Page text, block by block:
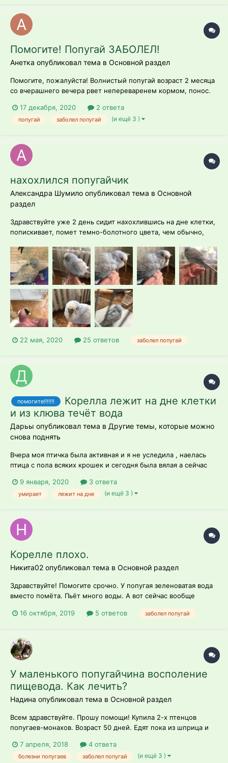
Помогите! Попугай ЗАБОЛЕЛ!
Анетка опубликовал тема в Основной раздел
Помогите, пожалуйста! Волнистый попугай возраст 2 месяца
со вчерашнего вечера рвет непереваренем кормом, понос.
потом снова рвет, лапки стали холодные. Вчера поставили
лампу, чтобы отогреть его, попыталась дать активированный
17 декабря, 2020 2 ответа
попугай заболел попугай (и ещё 3 )
нахохлился попугайчик
Александра Шумило опубликовал тема в Основной
раздел
Здравствуйте уже 2 день сидит нахохлившись на дне клетки,
попискивает, помет темно-болотного цвета, чем обычно,
образование не наблюдается, единственное, чувствуется по
птице, что она стала слабой, худой. Кушать ходит , но кушает
не так как обычно, очень...
22 мая, 2020 25 ответов заболел попугай
помогите!!!!!!!
Корелла лежит на дне клетки
и из клюва течёт вода
Дарьы опубликовал тема в Другие темы, которые можно
снова поднять
Вчера моя птичка была активная и я не уследила , наелась
птица с пола всяких крошек и сегодня была вялая а сейчас
сейчас ничего не кушает лежит на боку
9 января, 2020 3 ответа
умирает лежит на дне (и ещё 3 )
Корелле плохо.
Никита02 опубликовал тема в Основной раздел
Здравствуйте! Помогите срочно. У попугая зеленоватая вода
вместо помёта. Пьёт много воды. А вот сейчас вообще
сегодня во второй половине дня. Можем сейчас дать
сегодняшний. Сидит и спит. Очень волн...
16 октября, 2019 5 ответов заболел попугай
У маленького попугайчина восполение
пищевода. Как лечить?
Надина опубликовал тема в Основной раздел
Всем здравствуйте. Прошу помощи! Купила 2-х птенцов
попугаев-монахов. Возраст 50 дней. Едят пока из шприца и
другой попугайчик оказался с проблемой. Кушать нормально
не может: даже когда из шприца ест жидкую безмолочную
7 апреля, 2018 4 ответа
болезни попугаев заболел попугай (и ещё 3 )